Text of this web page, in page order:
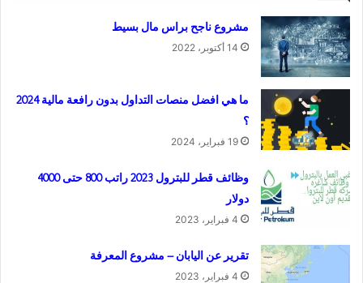
مشروع ناجح براس مال بسيط
14 أكتوبر، 2022
ما هي افضل منصات التداول بدون رافعة مالية 2024
؟
19 فبراير، 2024
وظائف قطر للبترول 2023 راتب 800 حتى 4000
دولار
4 فبراير، 2023
تقرير عن اليابان – مشروع المعرفة
4 فبراير، 2023